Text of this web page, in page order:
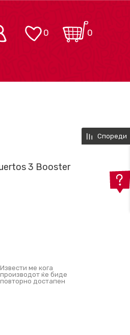
0
0
3 Booster
Извести ме кога
производот ќе биде
повторно достапен
Спореди